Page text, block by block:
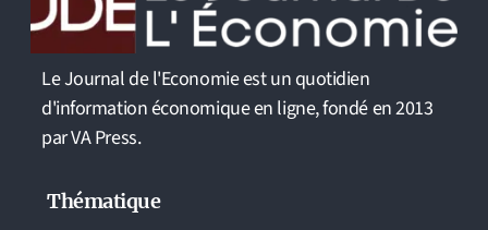
Le Journal de l'Economie est un quotidien
d'information économique en ligne, fondé en 2013
par VA Press.
Thématique